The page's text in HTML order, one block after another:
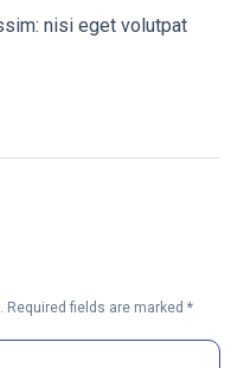
nisi eget volutpat
fields are marked *